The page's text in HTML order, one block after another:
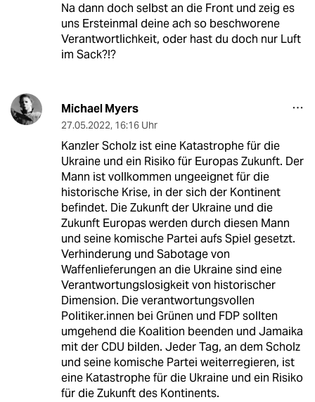
Na dann doch selbst an die Front und zeig es
uns Ersteinmal deine ach so beschworene
Verantwortlichkeit, oder hast du doch nur Luft
im Sack?!?
Michael Myers
27.05.2022, 16:16 Uhr
Kanzler Scholz ist eine Katastrophe für die
Ukraine und ein Risiko für Europas Zukunft. Der
Mann ist vollkommen ungeeignet für die
historische Krise, in der sich der Kontinent
befindet. Die Zukunft der Ukraine und die
Zukunft Europas werden durch diesen Mann
und seine komische Partei aufs Spiel gesetzt.
Verhinderung und Sabotage von
Waffenlieferungen an die Ukraine sind eine
Verantwortungslosigkeit von historischer
Dimension. Die verantwortungsvollen
Politiker.innen bei Grünen und FDP sollten
umgehend die Koalition beenden und Jamaika
mit der CDU bilden. Jeder Tag, an dem Scholz
und seine komische Partei weiterregieren, ist
eine Katastrophe für die Ukraine und ein Risiko
für die Zukunft des Kontinents.